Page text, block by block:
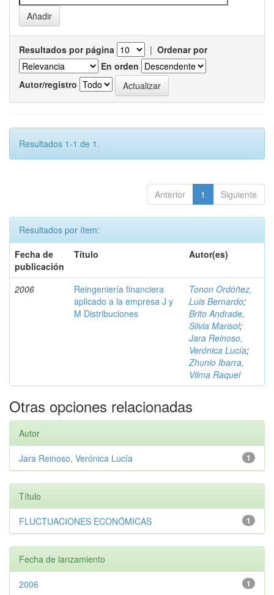
Resultados por página | Ordenar por
En orden
Autor/registro
Resultados 1-1 de 1.
Anterior 1 Siguiente
Resultados por ítem:
Fecha de
publicación
Título Autor(es)
2006
Reingeniería financiera
aplicado a la empresa J y
M Distribuciones
Tonon Ordóñez,
Luis Bernardo;
Brito Andrade,
Silvia Marisol;
Jara Reinoso,
Verónica Lucía;
Zhunio Ibarra,
Vilma Raquel
Otras opciones relacionadas
Autor
1
Jara Reinoso, Verónica Lucía
Título
1
FLUCTUACIONES ECONÓMICAS
Fecha de lanzamiento
1
2006